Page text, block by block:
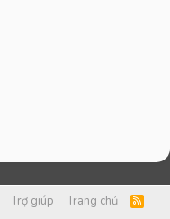
Trợ giúp Trang chủ
R
S